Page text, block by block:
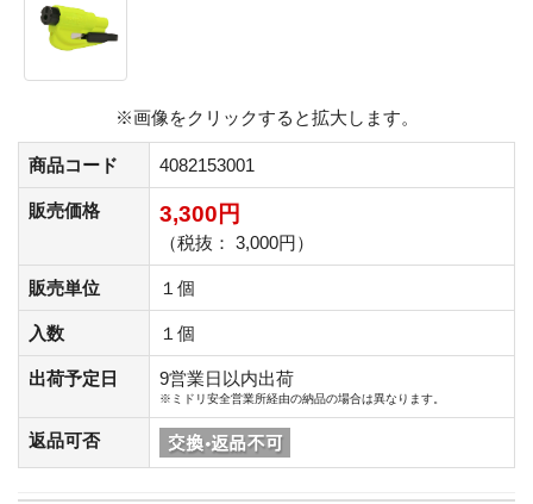
※画像をクリックすると拡大します。
商品コード 4082153001
販売価格 3,300円
（税抜： 3,000円）
販売単位 １個
入数 １個
出荷予定日 9営業日以内出荷
※ミドリ安全営業所経由の納品の場合は異なります。
返品可否